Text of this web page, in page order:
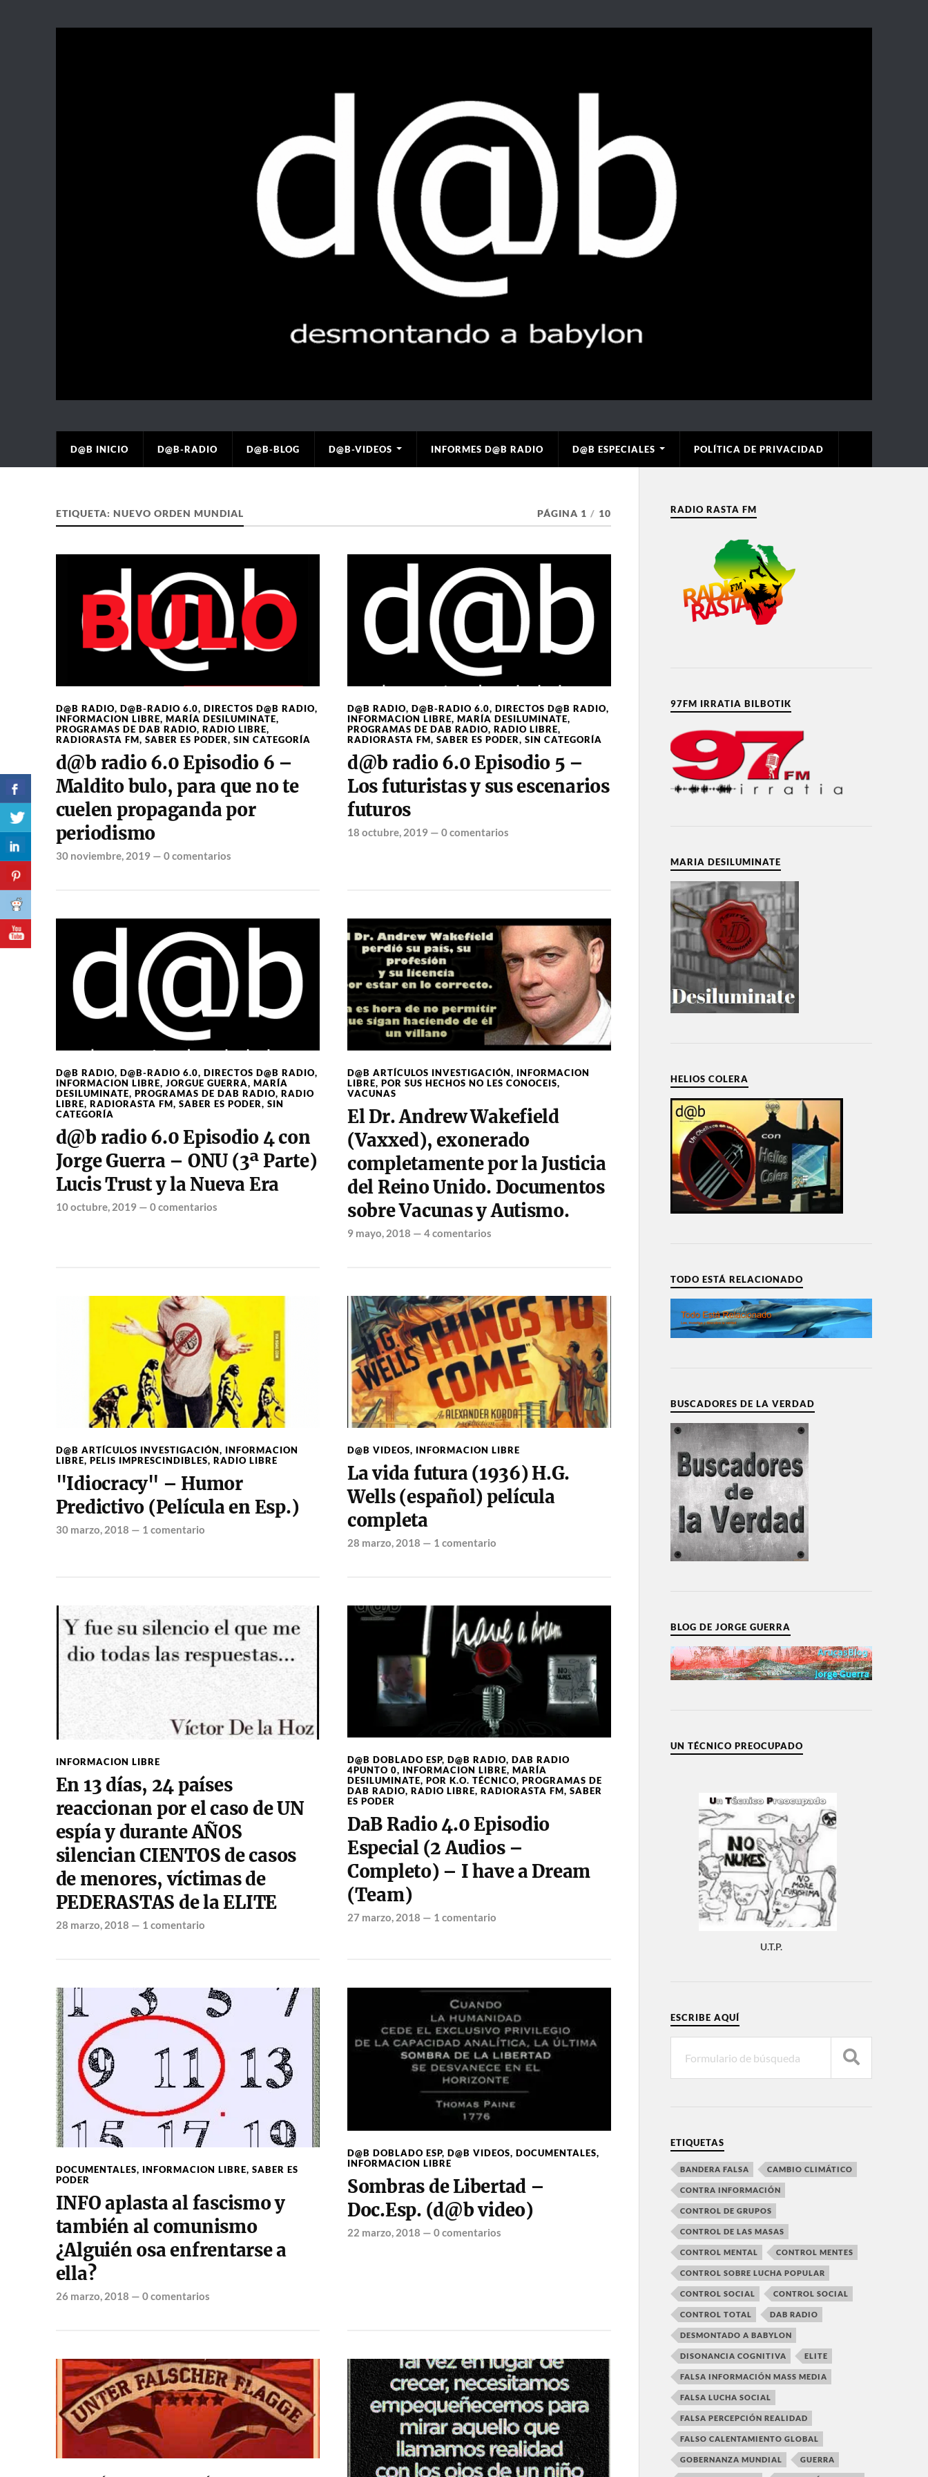
D@B INICIO D@B-RADIO D@B-BLOG D@B-VIDEOS INFORMES D@B RADIO D@B ESPECIALES POLÍTICA DE PRIVACIDAD
ETIQUETA: NUEVO ORDEN MUNDIAL PÁGINA 1 / 10
D@B RADIO, D@B-RADIO 6.0, DIRECTOS D@B RADIO,
INFORMACION LIBRE, MARÍA DESILUMINATE,
PROGRAMAS DE DAB RADIO, RADIO LIBRE,
RADIORASTA FM, SABER ES PODER, SIN CATEGORÍA
d@b radio 6.0 Episodio 6 –
Maldito bulo, para que no te
cuelen propaganda por
periodismo
30 noviembre, 2019— 0 comentarios
D@B RADIO, D@B-RADIO 6.0, DIRECTOS D@B RADIO,
INFORMACION LIBRE, MARÍA DESILUMINATE,
PROGRAMAS DE DAB RADIO, RADIO LIBRE,
RADIORASTA FM, SABER ES PODER, SIN CATEGORÍA
d@b radio 6.0 Episodio 5 –
Los futuristas y sus escenarios
futuros
18 octubre, 2019— 0 comentarios
D@B RADIO, D@B-RADIO 6.0, DIRECTOS D@B RADIO,
INFORMACION LIBRE, JORGUE GUERRA, MARÍA
DESILUMINATE, PROGRAMAS DE DAB RADIO, RADIO
LIBRE, RADIORASTA FM, SABER ES PODER, SIN
CATEGORÍA
d@b radio 6.0 Episodio 4 con
Jorge Guerra – ONU (3ª Parte)
Lucis Trust y la Nueva Era
10 octubre, 2019— 0 comentarios
D@B ARTÍCULOS INVESTIGACIÓN, INFORMACION
LIBRE, POR SUS HECHOS NO LES CONOCEIS,
VACUNAS
El Dr. Andrew Wakefield
(Vaxxed), exonerado
completamente por la Justicia
del Reino Unido. Documentos
sobre Vacunas y Autismo.
9 mayo, 2018 — 4 comentarios
D@B ARTÍCULOS INVESTIGACIÓN, INFORMACION
LIBRE, PELIS IMPRESCINDIBLES, RADIO LIBRE
"Idiocracy" – Humor
Predictivo (Película en Esp.)
30 marzo, 2018 — 1 comentario
D@B VIDEOS, INFORMACION LIBRE
La vida futura (1936) H.G.
Wells (español) película
completa
28 marzo, 2018 — 1 comentario
INFORMACION LIBRE
En 13 días, 24 países
reaccionan por el caso de UN
espía y durante AÑOS
silencian CIENTOS de casos
de menores, víctimas de
PEDERASTAS de la ELITE
28 marzo, 2018 — 1 comentario
D@B DOBLADO ESP, D@B RADIO, DAB RADIO
4PUNTO 0, INFORMACION LIBRE, MARÍA
DESILUMINATE, POR K.O. TÉCNICO, PROGRAMAS DE
DAB RADIO, RADIO LIBRE, RADIORASTA FM, SABER
ES PODER
DaB Radio 4.0 Episodio
Especial (2 Audios –
Completo) – I have a Dream
(Team)
27 marzo, 2018 — 1 comentario
DOCUMENTALES, INFORMACION LIBRE, SABER ES
PODER
INFO aplasta al fascismo y
también al comunismo
¿Alguién osa enfrentarse a
ella?
26 marzo, 2018 — 0 comentarios
D@B DOBLADO ESP, D@B VIDEOS, DOCUMENTALES,
INFORMACION LIBRE
Sombras de Libertad –
Doc.Esp. (d@b video)
22 marzo, 2018 — 0 comentarios
RADIO RASTA FM
97FM IRRATIA BILBOTIK
MARIA DESILUMINATE
HELIOS COLERA
TODO ESTÁ RELACIONADO
BUSCADORES DE LA VERDAD
BLOG DE JORGE GUERRA
UN TÉCNICO PREOCUPADO
U.T.P.
ESCRIBE AQUÍ
ETIQUETAS
BANDERA FALSA CAMBIO CLIMÁTICO
CONTRA INFORMACIÓN
CONTROL DE GRUPOS
CONTROL DE LAS MASAS
CONTROL MENTAL CONTROL MENTES
CONTROL SOBRE LUCHA POPULAR
CONTROL SOCIAL CONTROL SOCIAL
CONTROL TOTAL DAB RADIO
DESMONTADO A BABYLON
DISONANCIA COGNITIVA ELITE
FALSA INFORMACIÓN MASS MEDIA
FALSA LUCHA SOCIAL
FALSA PERCEPCIÓN REALIDAD
FALSO CALENTAMIENTO GLOBAL
GOBERNANZA MUNDIAL GUERRA